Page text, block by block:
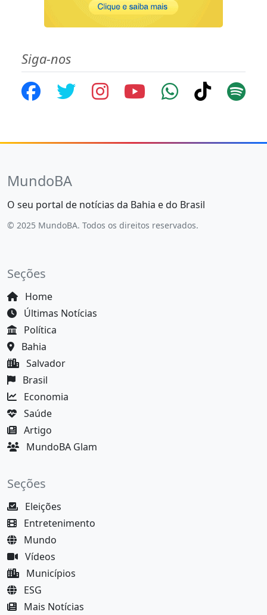
Siga-nos
MundoBA
O seu portal de notícias da Bahia e do Brasil
© 2025 MundoBA. Todos os direitos reservados.
Seções
Home
Últimas Notícias
Política
Bahia
Salvador
Brasil
Economia
Saúde
Artigo
MundoBA Glam
Seções
Eleições
Entretenimento
Mundo
Vídeos
Municípios
ESG
Mais Notícias